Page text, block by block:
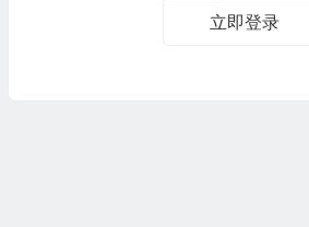
立即登录